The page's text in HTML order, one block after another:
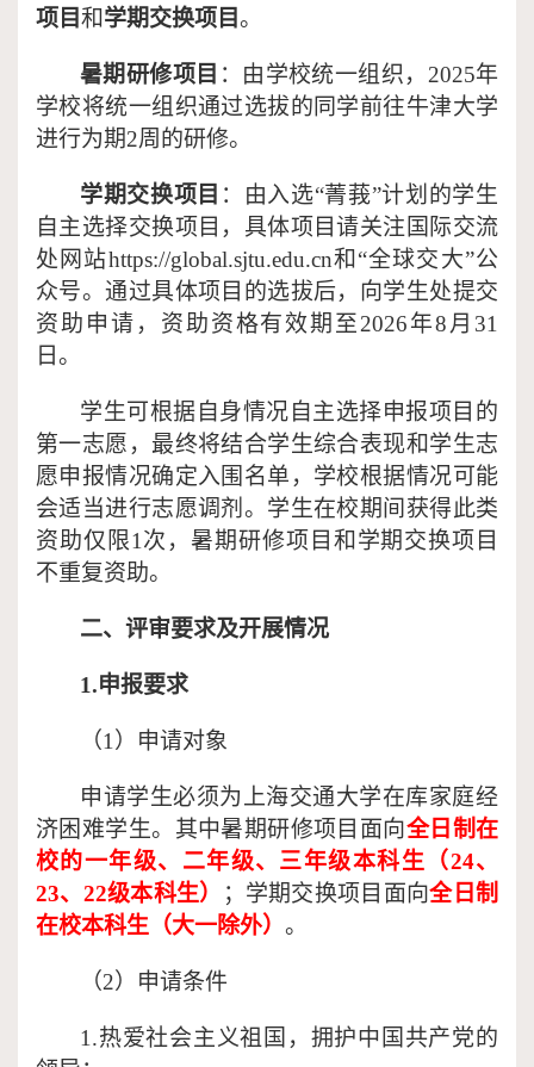
项目和学期交换项目 。
暑期研修项目 ：由学校统一组织， 2025年
学校将统一组织通过选拔的同学前往牛津大学
进行为期2周的研修。
学期交换项目 ：由入选“菁莪”计划的学生
自主选择交换项目，具体项目请关注国际交流
处网站https://global.sjtu.edu.cn和“全球交大”公
众号。通过具体项目的选拔后，向学生处提交
资助申请，资助资格有效期至2026年8月31
日。
学生可根据自身情况自主选择申报项目的
第一志愿，最终将结合学生综合表现和学生志
愿申报情况确定入围名单，学校根据情况可能
会适当进行志愿调剂。学生在校期间获得此类
资助仅限1次，暑期研修项目和学期交换项目
不重复资助。
二、评审要求及开展情况
1.申报要求
（1）申请对象
申请学生必须为上海交通大学在库家庭经
济困难学生。其中暑期研修项目面向全日制在
校的一年级、二年级、三年级本科生（24、
23、22级本科生）
；学期交换项目面向全日制
在校本科生（大一除外） 。
（2）申请条件
1.热爱社会主义祖国，拥护中国共产党的